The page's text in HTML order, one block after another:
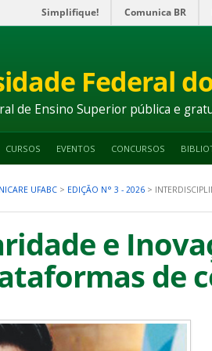
Simplifique! Comunica BR
Federal
de Ensino Superior pública e
CURSOS EVENTOS CONCURSOS
UFABC > EDIÇÃO N° 3 - 2026 >
e
de